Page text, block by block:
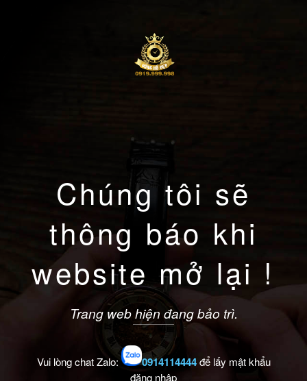
Chúng tôi sẽ
thông báo khi
website mở lại !
Trang web hiện đang bảo trì.
Vui lòng chat Zalo: 0914114444để lấy mật khẩu
đăng nhập